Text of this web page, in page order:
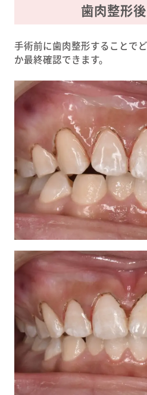
歯肉整形
手術前に歯肉整形することで
か最終確認できます。